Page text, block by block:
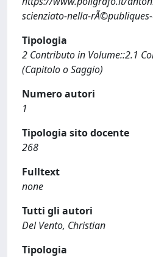
scienziato-nella-
Tipologia
2 Contributo in Volume::2.1
(Capitolo o Saggio)
Numero autori
1
Tipologia sito docente
268
Fulltext
none
Tutti gli autori
Del Vento, Christian
Tipologia